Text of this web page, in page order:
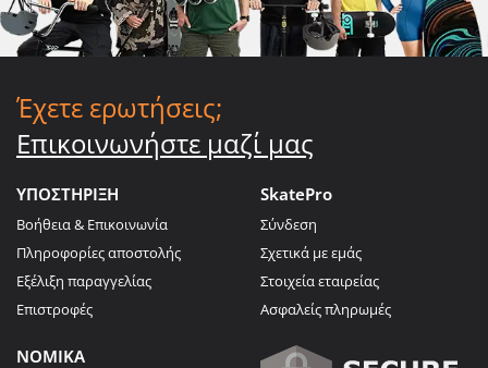
Έχετε ερωτήσεις;
Επικοινωνήστε μαζί μας
ΥΠΟΣΤΗΡΙΞΗ
Βοήθεια & Επικοινωνία
Πληροφορίες αποστολής
Εξέλιξη παραγγελίας
Επιστροφές
SkatePro
Σύνδεση
Σχετικά με εμάς
Στοιχεία εταιρείας
Ασφαλείς πληρωμές
ΝΟΜΙΚΑ